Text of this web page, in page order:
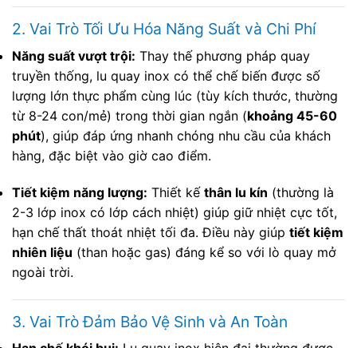
2. Vai Trò Tối Ưu Hóa Năng Suất và Chi Phí
Năng suất vượt trội: Thay thế phương pháp quay
truyền thống, lu quay inox có thể chế biến được số
lượng lớn thực phẩm cùng lúc (tùy kích thước, thường
từ 8-24 con/mẻ) trong thời gian ngắn (khoảng 45-60
phút), giúp đáp ứng nhanh chóng nhu cầu của khách
hàng, đặc biệt vào giờ cao điểm.
Tiết kiệm năng lượng: Thiết kế thân lu kín (thường là
2-3 lớp inox có lớp cách nhiệt) giúp giữ nhiệt cực tốt,
hạn chế thất thoát nhiệt tối đa. Điều này giúp tiết kiệm
nhiên liệu (than hoặc gas) đáng kể so với lò quay mở
ngoài trời.
3. Vai Trò Đảm Bảo Vệ Sinh và An Toàn